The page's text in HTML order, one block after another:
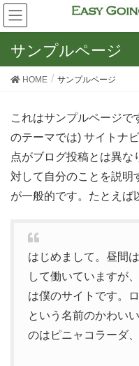
サンプルページ
HOME サンプルページ
これはサンプルページで
のテーマでは) サイトナ
点がブログ投稿とは異な
対して自分のことを説明
が一般的です。たとえば
はじめまして。昼間
して働いていますが
は僕のサイトです。
という名前のかわい
のはピニャコラーダ